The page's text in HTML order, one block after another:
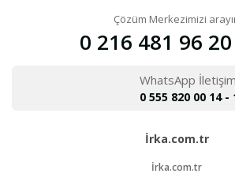
Çözüm Merkezimizi
0 216 481 96 20
WhatsApp İletişim
0 555 820 00 14 -
İrka.com.tr
İrka.com.tr